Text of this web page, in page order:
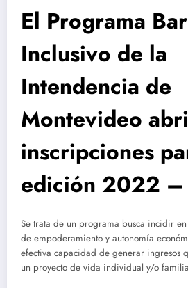
El Programa
Inclusivo de la
Intendencia de
Montevideo
inscripciones
edición 2022
Se trata de un programa busca incidir
de empoderamiento y autonomía
efectiva capacidad de generar ingresos
un proyecto de vida individual y/o